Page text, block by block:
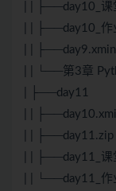
| | ├──day10_
| | ├──day10_
| |
| | └──第3章
| ├──day11
| |
| |
| | ├──day11_
| | └──day11_